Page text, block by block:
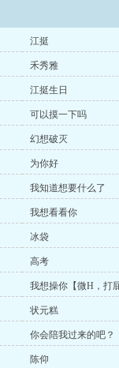
江挺
禾秀雅
江挺生日
可以摸一下吗
幻想破灭
为你好
我知道想要什么了
我想看看你
冰袋
高考
我想操你【微H，打
状元糕
你会陪我过来的吧？
陈仰